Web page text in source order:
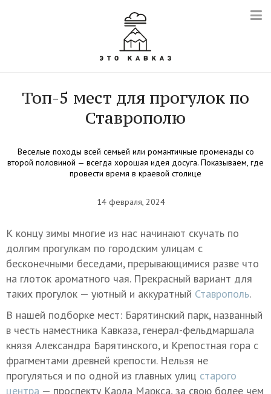
Топ-5 мест для прогулок по
Ставрополю
Веселые походы всей семьей или романтичные променады со
второй половиной — всегда хорошая идея досуга. Показываем, где
провести время в краевой столице
14 февраля, 2024
К концу зимы многие из нас начинают скучать по
долгим прогулкам по городским улицам с
бесконечными беседами, прерывающимися разве что
на глоток ароматного чая. Прекрасный вариант для
таких прогулок — уютный и аккуратный Ставрополь.
В нашей подборке мест: Барятинский парк, названный
в честь наместника Кавказа, генерал-фельдмаршала
князя Александра Барятинского, и Крепостная гора с
фрагментами древней крепости. Нельзя не
прогуляться и по одной из главных улиц старого
центра — проспекту Карла Маркса, за свою более чем